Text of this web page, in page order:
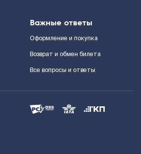
Важные ответы
Оформление и покупка
Возврат и обмен билета
Все вопросы и ответы